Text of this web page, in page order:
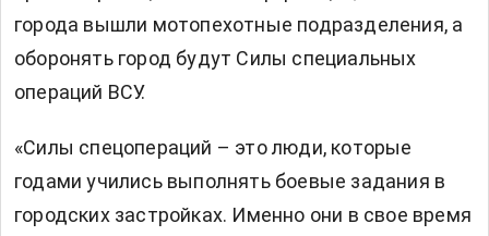
города вышли мотопехотные подразделения, а
оборонять город будут Силы специальных
операций ВСУ.
«Силы спецопераций – это люди, которые
годами учились выполнять боевые задания в
городских застройках. Именно они в свое время